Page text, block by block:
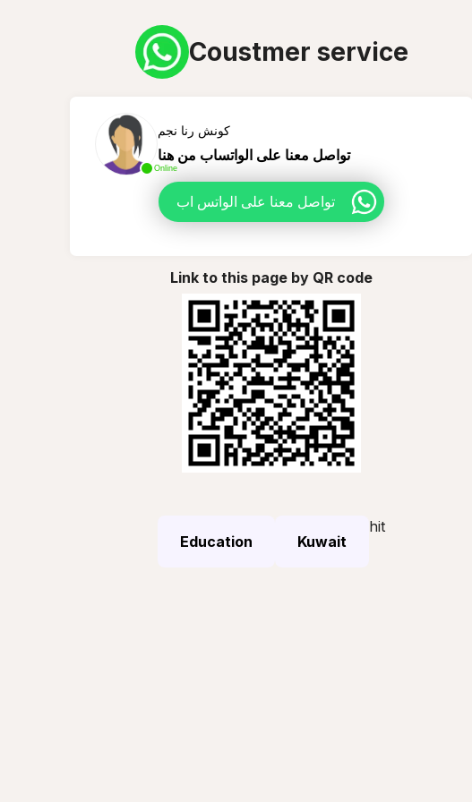
Coustmer service
Online
كونش رنا نجم
تواصل معنا على الواتساب من هنا
تواصل معنا على الواتس اب
Link to this page by QR code
Education Kuwait
hit